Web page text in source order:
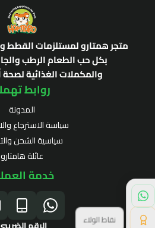
متجر همتارو لمستلزمات القطط
بكل حب الطعام الرطب
والمكملات الغذائية
روابط
المدونة
سياسة الاسترجاع
سياسية الشحن
عائلة هامتارو
خدمة
نقاط الولاء